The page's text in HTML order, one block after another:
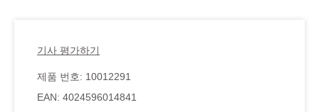
기사 평가하기
제품 번호: 10012291
EAN: 4024596014841